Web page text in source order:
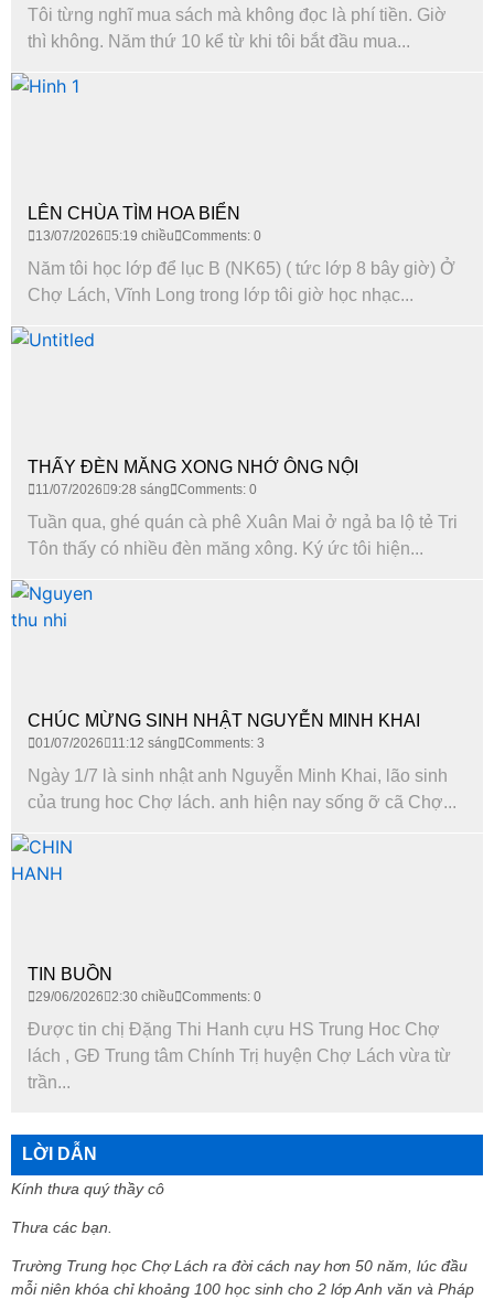
Tôi từng nghĩ mua sách mà không đọc là phí tiền. Giờ
thì không. Năm thứ 10 kể từ khi tôi bắt đầu mua...
LÊN CHÙA TÌM HOA BIỂN
13/07/2026 5:19 chiều Comments: 0
Năm tôi học lớp để lục B (NK65) ( tức lớp 8 bây giờ) Ở
Chợ Lách, Vĩnh Long trong lớp tôi giờ học nhạc...
THẤY ĐÈN MĂNG XONG NHỚ ÔNG NỘI
11/07/2026 9:28 sáng Comments: 0
Tuần qua, ghé quán cà phê Xuân Mai ở ngả ba lộ tẻ Tri
Tôn thấy có nhiều đèn măng xông. Ký ức tôi hiện...
CHÚC MỪNG SINH NHẬT NGUYỄN MINH KHAI
01/07/2026 11:12 sáng Comments: 3
Ngày 1/7 là sinh nhật anh Nguyễn Minh Khai, lão sinh
của trung hoc Chợ lách. anh hiện nay sống ỡ cã Chợ...
TIN BUỒN
29/06/2026 2:30 chiều Comments: 0
Được tin chị Đặng Thi Hanh cựu HS Trung Hoc Chợ
lách , GĐ Trung tâm Chính Trị huyện Chợ Lách vừa từ
trần...
LỜI DẪN
Kính thưa quý thầy cô
Thưa các bạn.
Trường Trung học Chợ Lách ra đời cách nay hơn 50 năm, lúc đầu
mỗi niên khóa chỉ khoảng 100 học sinh cho 2 lớp Anh văn và Pháp